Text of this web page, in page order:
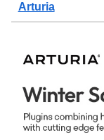
Arturia